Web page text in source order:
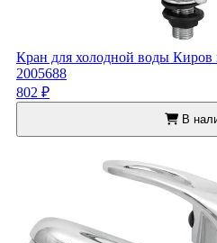
Кран для холодной воды
2005688
802 ₽
В